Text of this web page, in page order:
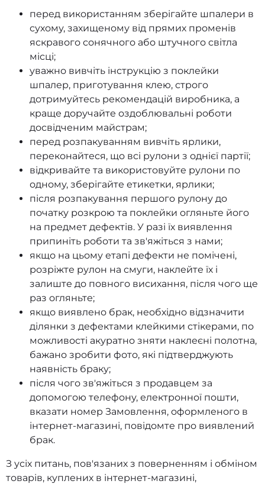
перед використанням зберігайте шпалери в
сухому, захищеному від прямих променів
яскравого сонячного або штучного світла
місці;
уважно вивчіть інструкцію з поклейки
шпалер, приготування клею, строго
дотримуйтесь рекомендацій виробника, а
краще доручайте оздоблювальні роботи
досвідченим майстрам;
перед розпакуванням вивчіть ярлики,
переконайтеся, що всі рулони з однієї партії;
відкривайте та використовуйте рулони по
одному, зберігайте етикетки, ярлики;
після розпакування першого рулону до
початку розкрою та поклейки огляньте його
на предмет дефектів. У разі їх виявлення
припиніть роботи та зв'яжіться з нами;
якщо на цьому етапі дефекти не помічені,
розріжте рулон на смуги, наклейте їх і
залиште до повного висихання, після чого ще
раз огляньте;
якщо виявлено брак, необхідно відзначити
ділянки з дефектами клейкими стікерами, по
можливості акуратно зняти наклеєні полотна,
бажано зробити фото, які підтверджують
наявність браку;
після чого зв'яжіться з продавцем за
допомогою телефону, електронної пошти,
вказати номер Замовлення, оформленого в
інтернет-магазині, повідомте про виявлений
брак.
З усіх питань, пов'язаних з поверненням і обміном
товарів, куплених в інтернет-магазині,